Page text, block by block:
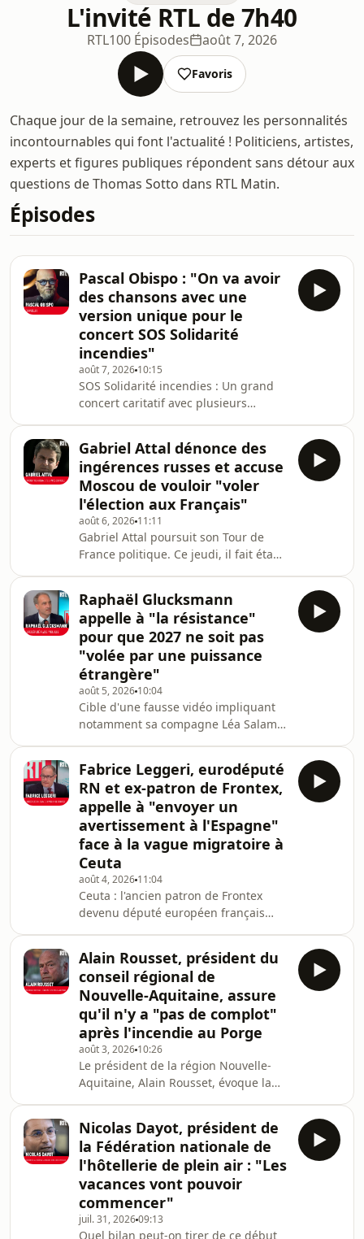
L'invité RTL de 7h40
RTL100 Épisodes août 7, 2026
Favoris
Chaque jour de la semaine, retrouvez les personnalités
incontournables qui font l'actualité ! Politiciens, artistes,
experts et figures publiques répondent sans détour aux
questions de Thomas Sotto dans RTL Matin.
Épisodes
Pascal Obispo : "On va avoir
des chansons avec une
version unique pour le
concert SOS Solidarité
incendies"
août 7, 2026 10:15
SOS Solidarité incendies : Un grand
concert caritatif avec plusieurs
Arena près de Bordeaux. L'événement
sera diffusé en direct sur M6 et RTL,
partenaires de la soirée. Pascal
Obispo, chanteur, est l'invité de RTL
Matin. Ecoutez L'invité de RTL Matin
avec Vincent Derosier du 07 août
2026.Hébergé par Audiomeans.
Visitez audiomea
Gabriel Attal dénonce des
ingérences russes et accuse
Moscou de vouloir "voler
l'élection aux Français"
août 6, 2026 11:11
Gabriel Attal poursuit son Tour de
France politique. Ce jeudi, il fait étape
habitants. Sa tournée estivale mêle
terrain, fêtes populaires, travailleurs
saisonniers et un message central : le
pouvoir d'achat. Il est l'invité de
Vincent Derosier dans RTL Matin.
Ecoutez L'invité de RTL Matin avec
Vincent Derosier du 06 août 2026.
Raphaël Glucksmann
appelle à "la résistance"
pour que 2027 ne soit pas
"volée par une puissance
étrangère"
août 5, 2026 10:04
Cible d'une fausse vidéo impliquant
notamment sa compagne Léa Salamé,
ingérence russe dans le cadre d'une
élection française qui représente un
"enjeu fondamental" pour la
Russie.Ecoutez L'invité de RTL Matin
avec Vincent Derosier du 05 août
2026.Hébergé par Audiomeans.
Visitez audiomeans.fr/politique-de-
confidentialite pour
Fabrice Leggeri, eurodéputé
RN et ex-patron de Frontex,
appelle à "envoyer un
avertissement à l'Espagne"
face à la vague migratoire à
Ceuta
août 4, 2026 11:04
Ceuta : l'ancien patron de Frontex
devenu député européen français
frontaliers, critique vivement la
stratégie migratoire menée par
Madrid et réclame une attitude
nettement plus rigoureuse à l'égard
des réseaux de passeurs comme des
ONG. Fabrice Leggeri, eurodéputé RN
et ancien patron de Frontex, est
l'invité de RTL Matin. Ecou
Alain Rousset, président du
conseil régional de
Nouvelle-Aquitaine, assure
qu'il n'y a "pas de complot"
après l'incendie au Porge
août 3, 2026 10:26
Le président de la région Nouvelle-
Aquitaine, Alain Rousset, évoque la
entreprises locales de vivre. Il assure
également que des touristes sont
déjà de retour en Gironde.Hébergé
par Audiomeans. Visitez
audiomeans.fr/politique-de-
confidentialite pour plus
Nicolas Dayot, président de
la Fédération nationale de
l'hôtellerie de plein air : "Les
vacances vont pouvoir
commencer"
juil. 31, 202609:13
Quel bilan peut-on tirer de ce début